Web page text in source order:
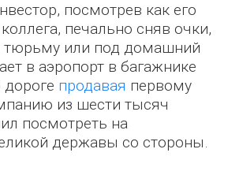
посмотрев как его
печально сняв очки,
тюрьму или под домашний
в аэропорт в багажнике
продавая первому
из шести тысяч
посмотреть на
державы со стороны.